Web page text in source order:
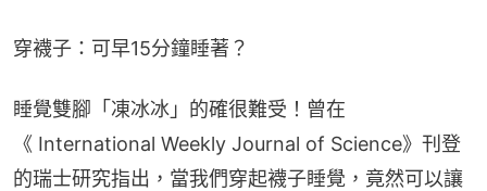
穿襪子：可早15分鐘睡著？
睡覺雙腳「凍冰冰」的確很難受！曾在
《 International Weekly Journal of Science》刊登
的瑞士研究指出，當我們穿起襪子睡覺，竟然可以讓